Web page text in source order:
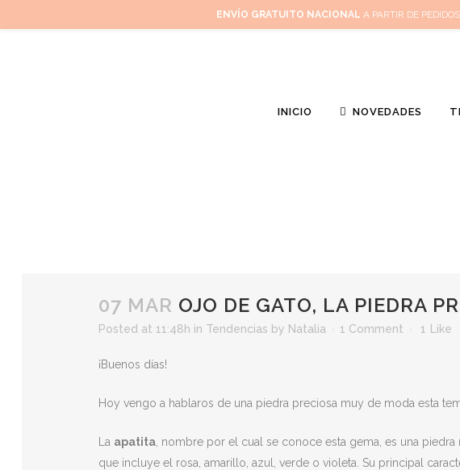
INICIO NOVEDADES
07 MAR OJO DE GATO, LA PIEDRA
Posted at 11:48h in Tendencias by Natalia 1 Comment 1 Like
¡Buenos días!
Hoy vengo a hablaros de una piedra preciosa muy de moda esta
La apatita , nombre por el cual se conoce esta gema, es una
que incluye el rosa, amarillo, azul, verde o violeta. Su principal
ENVÍO GRATUITO NACIONAL A PARTIR DE